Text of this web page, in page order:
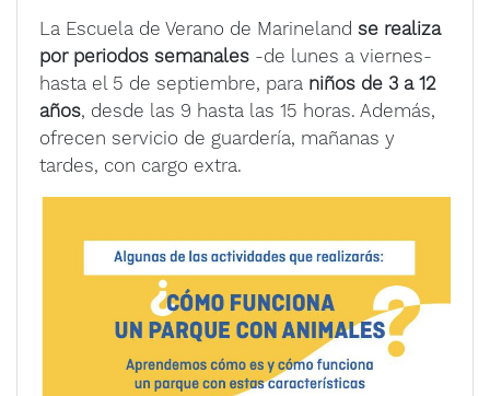
La Escuela de Verano de Marineland se realiza
por periodos semanales -de lunes a viernes-
hasta el 5 de septiembre, para niños de 3 a 12
años, desde las 9 hasta las 15 horas. Además,
ofrecen servicio de guardería, mañanas y
tardes, con cargo extra.